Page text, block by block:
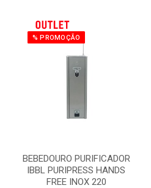
% PROMOÇÃO
BEBEDOURO PURIFICADOR
IBBL PURIPRESS HANDS
FREE INOX 220